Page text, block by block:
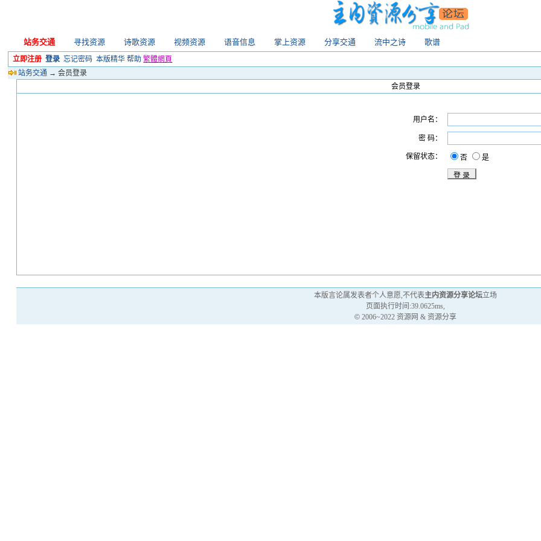
站务交通 寻找资源 诗歌资源 视频资源 语音信息 掌上资源 分享交通 流中之诗 歌谱
立即注册 登录 忘记密码 本版精华 帮助 繁體網頁
站务交通 → 会员登录
会员登录
用户名：
密 码：
保留状态： 否 是
本版言论属发表者个人意愿,不代表主内资源分享论坛立场
页面执行时间:39.0625ms,
© 2006~2022 资源网 & 资源分享